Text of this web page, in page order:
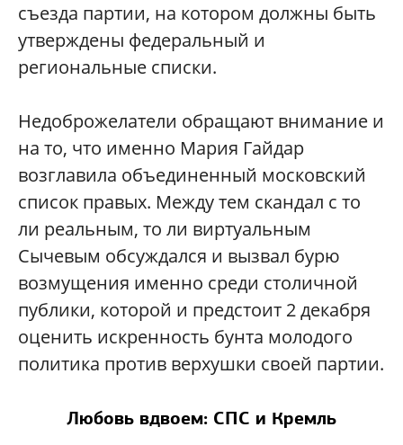
съезда партии, на котором должны быть
утверждены федеральный и
региональные списки.
Недоброжелатели обращают внимание и
на то, что именно Мария Гайдар
возглавила объединенный московский
список правых. Между тем скандал с то
ли реальным, то ли виртуальным
Сычевым обсуждался и вызвал бурю
возмущения именно среди столичной
публики, которой и предстоит 2 декабря
оценить искренность бунта молодого
политика против верхушки своей партии.
Любовь вдвоем: СПС и Кремль